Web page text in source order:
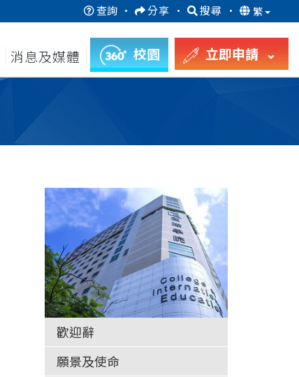
查詢 · 分享 · 搜尋 · 繁
消息及媒體 校園 立即申請
歡迎辭
願景及使命